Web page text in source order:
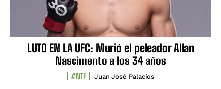
LUTO EN LA UFC: Murió el peleador Allan
Nascimento a los 34 años
#NTF Juan José Palacios